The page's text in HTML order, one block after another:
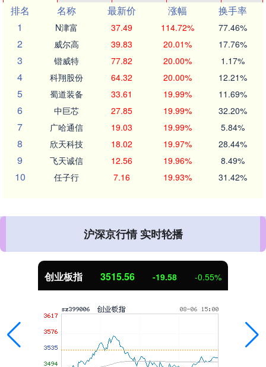
排名
名称 最新价 涨幅
换手率
1
N津富 37.49 114.72% 77.46%
2 威尔高 39.83 20.01% 17.76%
3 锴威特 77.82 20.00% 1.17%
4 科翔股份 64.32 20.00% 12.21%
5 蜀道装备 33.61 19.99% 11.69%
6 中巨芯 27.85 19.99% 32.20%
7 广哈通信 19.03 19.99% 5.84%
8 欣天科技 18.02 19.97% 28.44%
9 飞天诚信 12.56 19.96% 8.49%
10 任子行 7.16 19.93% 31.42%
沪深京行情 实时轮播
创业板指 3515.56 -19.58 -0.55%